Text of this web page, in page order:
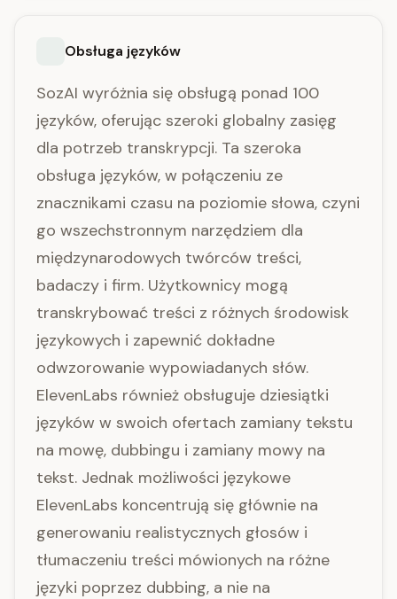
Obsługa języków
SozAI wyróżnia się obsługą ponad 100
języków, oferując szeroki globalny zasięg
dla potrzeb transkrypcji. Ta szeroka
obsługa języków, w połączeniu ze
znacznikami czasu na poziomie słowa, czyni
go wszechstronnym narzędziem dla
międzynarodowych twórców treści,
badaczy i firm. Użytkownicy mogą
transkrybować treści z różnych środowisk
językowych i zapewnić dokładne
odwzorowanie wypowiadanych słów.
ElevenLabs również obsługuje dziesiątki
języków w swoich ofertach zamiany tekstu
na mowę, dubbingu i zamiany mowy na
tekst. Jednak możliwości językowe
ElevenLabs koncentrują się głównie na
generowaniu realistycznych głosów i
tłumaczeniu treści mówionych na różne
języki poprzez dubbing, a nie na